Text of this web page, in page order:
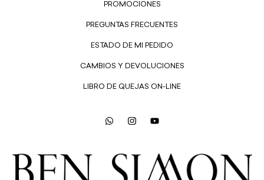
PROMOCIONES
PREGUNTAS FRECUENTES
ESTADO DE MI PEDIDO
CAMBIOS Y DEVOLUCIONES
LIBRO DE QUEJAS ON-LINE